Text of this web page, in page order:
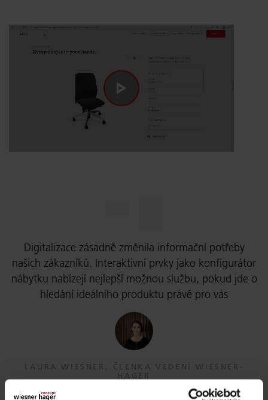
Digitalizace zásadně změnila informační potřeby
našich zákazníků. Interaktivní prvky jako konfigurátor
nábytku nabízejí nejlepší možnou službu, pokud jde o
hledání ideálního produktu právě pro vás
LAURA WIESNER, ČLENKA VEDENÍ WIESNER-
HAGER